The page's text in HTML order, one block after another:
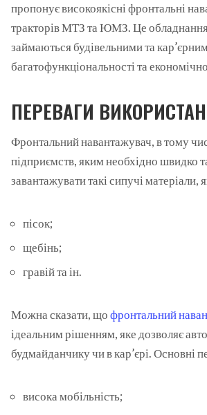
пропонує високоякісні фронтальні
тракторів МТЗ та ЮМЗ.Це
займаються будівельними та
багатофункціональності та
ПЕРЕВАГИ
Фронтальний навантажувач, в тому
підприємств, яким необхідно швидко
завантажувати такі сипучі матеріали,
пісок;
щебінь;
гравій та ін.
Можна сказати, щофронтальний
ідеальним рішенням, яке дозволяє
будмайданчику чи в кар’єрі. Основні
висока мобільність;